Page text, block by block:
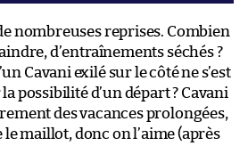
nombreuses reprises. Combien
d’entraînements séchés ?
Cavani exilé sur le côté ne s’est
possibilité d’un départ ? Cavani
des vacances prolongées,
maillot, donc on l’aime (après